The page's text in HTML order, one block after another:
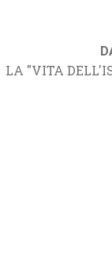
LA "VITA